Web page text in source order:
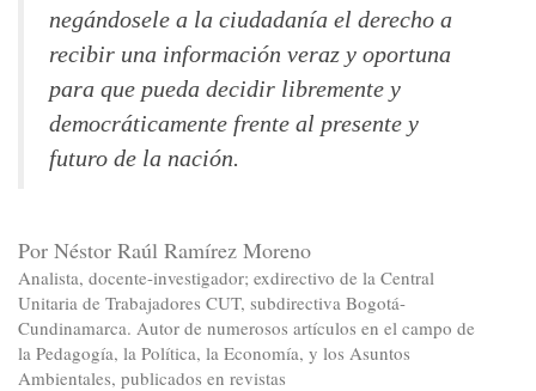
negándosele a la ciudadanía el derecho a
recibir una información veraz y oportuna
para que pueda decidir libremente y
democráticamente frente al presente y
futuro de la nación.
Por Néstor Raúl Ramírez Moreno
Analista, docente-investigador; exdirectivo de la Central
Unitaria de Trabajadores CUT, subdirectiva Bogotá-
Cundinamarca. Autor de numerosos artículos en el campo de
la Pedagogía, la Política, la Economía, y los Asuntos
Ambientales, publicados en revistas